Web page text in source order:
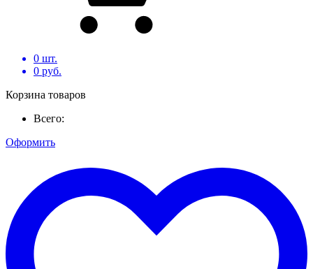
0 шт.
0 руб.
Корзина товаров
Всего:
Оформить